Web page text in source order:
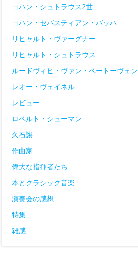
ヨハン・シュトラウス2世
ヨハン・セバスティアン・バッハ
リヒャルト・ヴァーグナー
リヒャルト・シュトラウス
ルードヴィヒ・ヴァン・ベートーヴェン
レオー・ヴェイネル
レビュー
ロベルト・シューマン
久石譲
作曲家
偉大な指揮者たち
本とクラシック音楽
演奏会の感想
特集
雑感